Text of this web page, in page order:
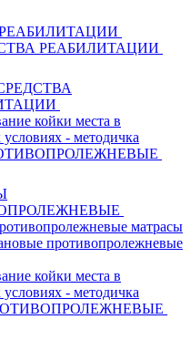
РЕАБИЛИТАЦИИ
койки места в
- методичка
матрасы
противопролежневые
койки места в
- методичка